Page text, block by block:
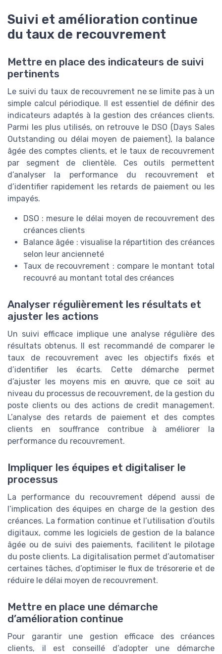
Suivi et amélioration continue
du taux de recouvrement
Mettre en place des indicateurs de suivi
pertinents
Le suivi du taux de recouvrement ne se limite pas à un
simple calcul périodique. Il est essentiel de définir des
indicateurs adaptés à la gestion des créances clients.
Parmi les plus utilisés, on retrouve le DSO (Days Sales
Outstanding ou délai moyen de paiement), la balance
âgée des comptes clients, et le taux de recouvrement
par segment de clientèle. Ces outils permettent
d’analyser la performance du recouvrement et
d’identifier rapidement les retards de paiement ou les
impayés.
DSO : mesure le délai moyen de recouvrement des
créances clients
Balance âgée : visualise la répartition des créances
selon leur ancienneté
Taux de recouvrement : compare le montant total
recouvré au montant total des créances
Analyser régulièrement les résultats et
ajuster les actions
Un suivi efficace implique une analyse régulière des
résultats obtenus. Il est recommandé de comparer le
taux de recouvrement avec les objectifs fixés et
d’identifier les écarts. Cette démarche permet
d’ajuster les moyens mis en œuvre, que ce soit au
niveau du processus de recouvrement, de la gestion du
poste clients ou des actions de credit management.
L’analyse des retards de paiement et des comptes
clients en souffrance contribue à améliorer la
performance du recouvrement.
Impliquer les équipes et digitaliser le
processus
La performance du recouvrement dépend aussi de
l’implication des équipes en charge de la gestion des
créances. La formation continue et l’utilisation d’outils
digitaux, comme les logiciels de gestion de la balance
âgée ou de suivi des paiements, facilitent le pilotage
du poste clients. La digitalisation permet d’automatiser
certaines tâches, d’optimiser le flux de trésorerie et de
réduire le délai moyen de recouvrement.
Mettre en place une démarche
d’amélioration continue
Pour garantir une gestion efficace des créances
clients, il est conseillé d’adopter une démarche